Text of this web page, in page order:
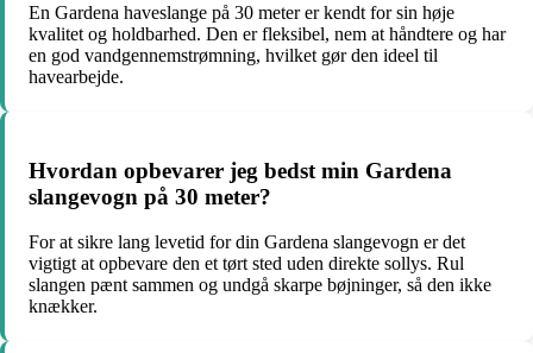
En Gardena haveslange på 30 meter er kendt for sin høje
kvalitet og holdbarhed. Den er fleksibel, nem at håndtere og har
en god vandgennemstrømning, hvilket gør den ideel til
havearbejde.
Hvordan opbevarer jeg bedst min Gardena
slangevogn på 30 meter?
For at sikre lang levetid for din Gardena slangevogn er det
vigtigt at opbevare den et tørt sted uden direkte sollys. Rul
slangen pænt sammen og undgå skarpe bøjninger, så den ikke
knækker.